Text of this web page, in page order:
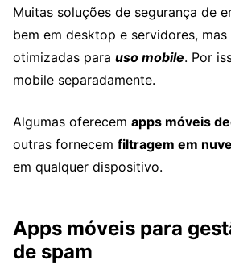
Muitas soluções de segurança de
bem em desktop e servidores,
otimizadas para uso mobile. Por
mobile separadamente.
Algumas oferecem apps móveis
outras fornecem filtragem em
em qualquer dispositivo.
Apps móveis para
de spam